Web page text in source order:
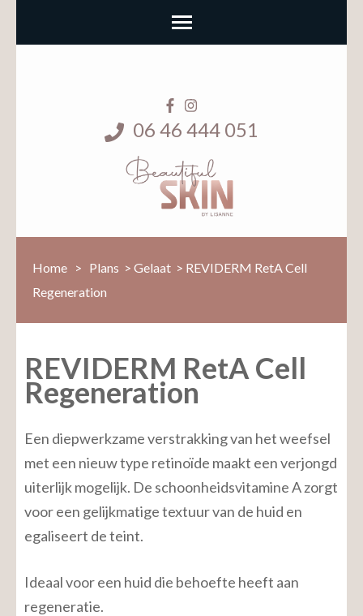
06 46 444 051
Home > Plans > Gelaat > REVIDERM RetA Cell
Regeneration
REVIDERM RetA Cell
Regeneration
Een diepwerkzame verstrakking van het weefsel
met een nieuw type retinoïde maakt een verjongd
uiterlijk mogelijk. De schoonheidsvitamine A zorgt
voor een gelijkmatige textuur van de huid en
egaliseert de teint.
Ideaal voor een huid die behoefte heeft aan
regeneratie.